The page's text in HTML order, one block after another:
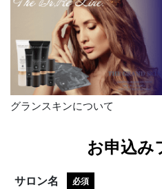
グランスキンについて
お申込み
サロン名 必須